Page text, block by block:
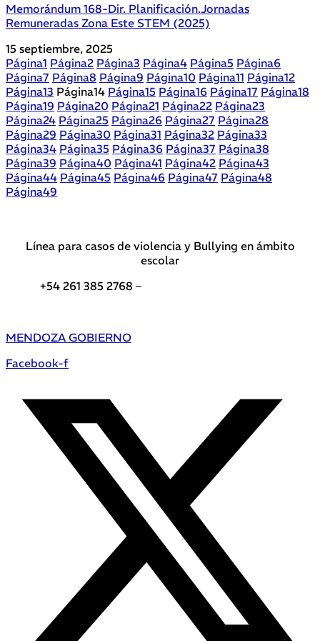
Memorándum 168-Dir. Planificación.Jornadas
Remuneradas Zona Este STEM (2025)
15 septiembre, 2025
Página1 Página2 Página3 Página4 Página5 Página6
Página7 Página8 Página9 Página10 Página11 Página12
Página13 Página14 Página15 Página16 Página17 Página18
Página19 Página20 Página21 Página22 Página23
Página24 Página25 Página26 Página27 Página28
Página29 Página30 Página31 Página32 Página33
Página34 Página35 Página36 Página37 Página38
Página39 Página40 Página41 Página42 Página43
Página44 Página45 Página46 Página47 Página48
Página49
Línea para casos de violencia y Bullying en ámbito
escolar
+54 261 385 2768 –
MENDOZA GOBIERNO
Facebook-f